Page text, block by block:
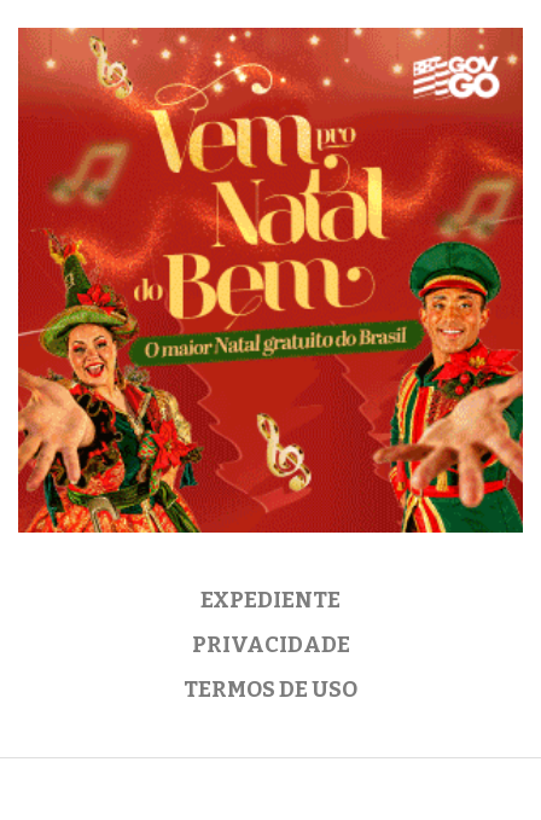
EXPEDIENTE
PRIVACIDADE
TERMOS DE USO